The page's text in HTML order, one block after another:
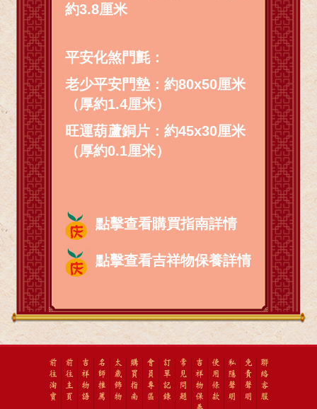
約3.8厘米
平安化煞門氈：
老少平安門墊：約80x50厘米
（厚約1.4厘米）
旺運葫蘆銅片：約45x30厘米
（厚約0.1厘米）
點擊查看購買指南詳情
點擊查看吉祥物保養詳情
前
往
淘
寶
前
往
主
頁
吉
祥
物
語
名
師
推
薦
太
歲
飾
物
購
買
指
南
會
員
專
區
訂
單
記
錄
常
見
問
題
吉
祥
物
保
使
用
條
款
私
隱
聲
明
免
責
聲
明
聯
絡
客
服